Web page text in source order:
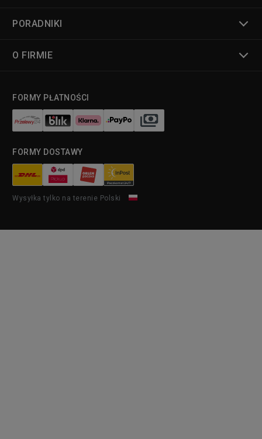
PORADNIKI
O FIRMIE
FORMY PŁATNOŚCI
FORMY DOSTAWY
Wysyłka tylko na terenie Polski